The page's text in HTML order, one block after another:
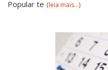
Popular te {leia mais...}